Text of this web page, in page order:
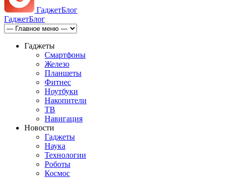
ГаджетБлог
ГаджетБлог
Гаджеты
Смартфоны
Железо
Планшеты
Фитнес
Ноутбуки
Накопители
ТВ
Навигация
Новости
Гаджеты
Наука
Технологии
Роботы
Космос